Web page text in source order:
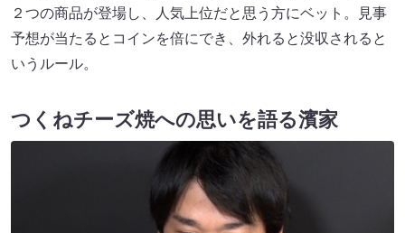
２つの商品が登場し、人気上位だと思う方にベット。見事
予想が当たるとコインを倍にでき、外れると没収されると
いうルール。
つくねチーズ焼への思いを語る濱家